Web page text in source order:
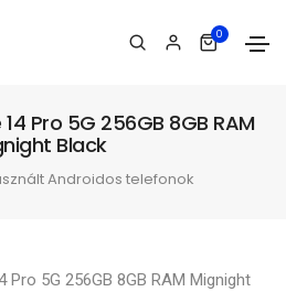
0
Pro 5G 256GB 8GB RAM
Black
Androidos telefonok